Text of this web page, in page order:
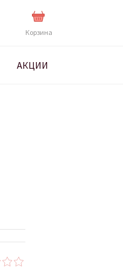
Корзина
АКЦИИ